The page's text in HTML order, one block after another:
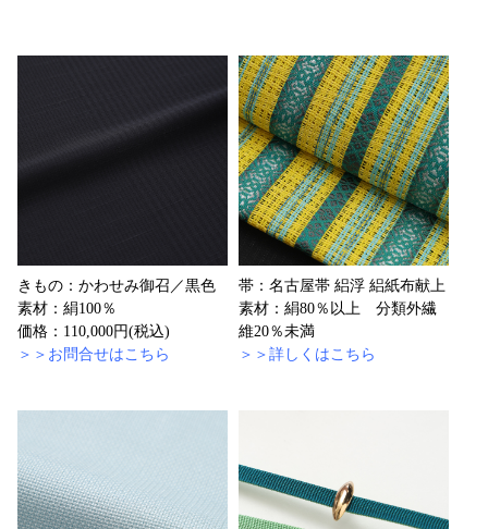
きもの：かわせみ御召／黒色
素材：絹100％
価格：110,000円(税込)
＞＞お問合せはこちら
帯：名古屋帯 絽浮 絽紙布献上
素材：絹80％以上 分類外繊
維20％未満
＞＞詳しくはこちら